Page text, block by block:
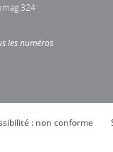
324
les numéros
: non conforme